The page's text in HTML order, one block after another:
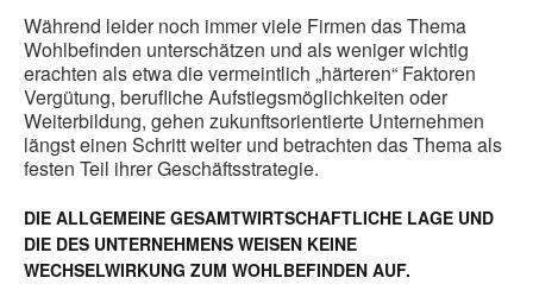
Während leider noch immer viele Firmen das Thema
Wohlbefinden unterschätzen und als weniger wichtig
erachten als etwa die vermeintlich „härteren“ Faktoren
Vergütung, berufliche Aufstiegsmöglichkeiten oder
Weiterbildung, gehen zukunftsorientierte Unternehmen
längst einen Schritt weiter und betrachten das Thema als
festen Teil ihrer Geschäftsstrategie.
DIE ALLGEMEINE GESAMTWIRTSCHAFTLICHE LAGE UND
DIE DES UNTERNEHMENS WEISEN KEINE
WECHSELWIRKUNG ZUM WOHLBEFINDEN AUF.